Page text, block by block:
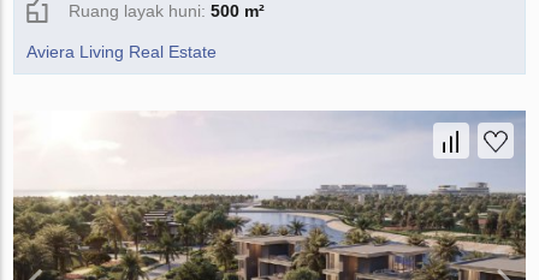
Ruang layak huni:500 m²
Aviera Living Real Estate